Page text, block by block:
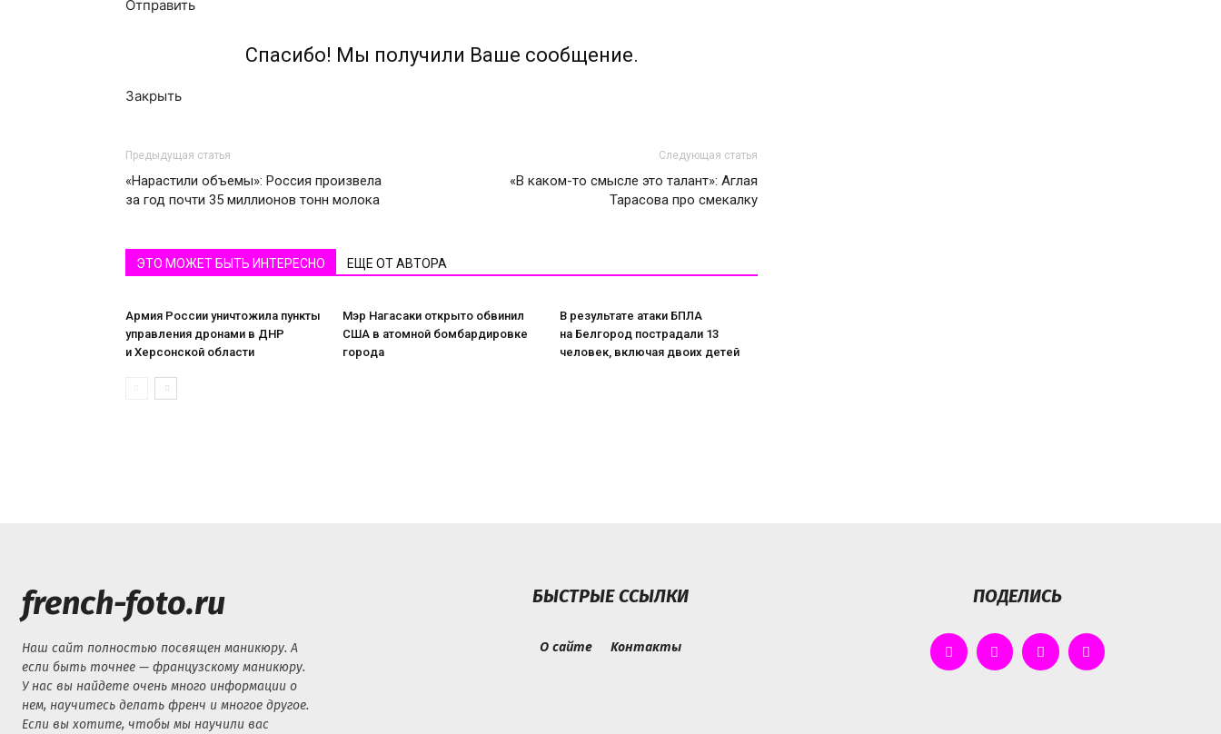
Отправить
Спасибо! Мы получили Ваше сообщение.
Закрыть
Предыдущая статья
«Нарастили объемы»: Россия произвела
за год почти 35 миллионов тонн молока
Следующая статья
«В каком-то смысле это талант»: Аглая
Тарасова про смекалку
ЭТО МОЖЕТ БЫТЬ ИНТЕРЕСНО ЕЩЕ ОТ АВТОРА
Армия России уничтожила пункты
управления дронами в ДНР
и Херсонской области
Мэр Нагасаки открыто обвинил
США в атомной бомбардировке
города
В результате атаки БПЛА
на Белгород пострадали 13
человек, включая двоих детей
french-foto.ru
Наш сайт полностью посвящен маникюру. А
если быть точнее — французскому маникюру.
У нас вы найдете очень много информации о
нем, научитесь делать френч и многое другое.
Если вы хотите, чтобы мы научили вас
БЫСТРЫЕ ССЫЛКИ
О сайте Контакты
ПОДЕЛИСЬ